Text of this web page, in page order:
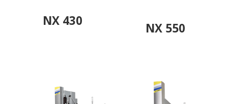
NX 430 NX 550